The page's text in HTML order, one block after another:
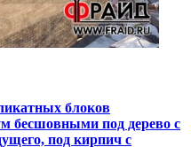
блоков
бесшовными под дерево с
под кирпич с